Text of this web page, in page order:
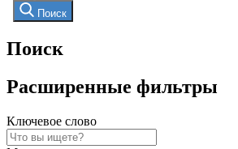
Поиск
Поиск
Расширенные фильтры
Ключевое слово